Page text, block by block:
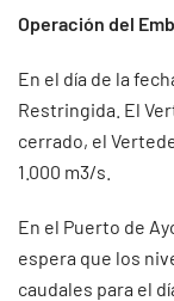
Operación del
En el día de la
Restringida. El
cerrado, el
1.000 m3/s.
En el Puerto de
espera que los
caudales para el